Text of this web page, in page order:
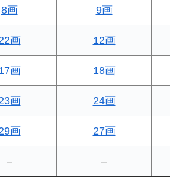
8画 9画
画 12画
画 18画
画 24画
画 27画
– –